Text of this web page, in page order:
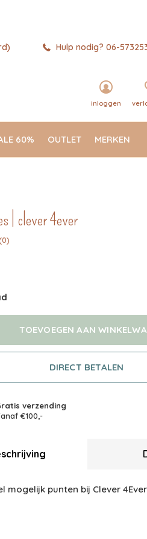
60% OUTLET MERKEN
inloggen
Hulp nodig? 06-
| clever 4ever
TOEVOEGEN AAN
DIRECT BETALEN
verzending
€100,-
mogelijk punten bij Clever